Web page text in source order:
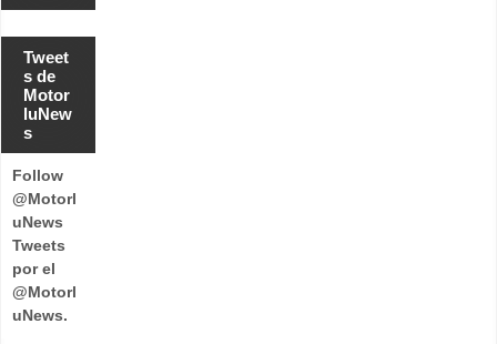
Tweet
s de
Motor
luNew
s
Follow
@Motorl
uNews
Tweets
por el
@Motorl
uNews.